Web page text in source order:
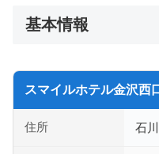
基本情報
スマイルホテル金沢西
住所 石